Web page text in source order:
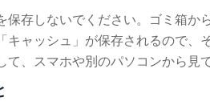
保存しないでください。ゴミ箱
キャッシュ」が保存されるので
、スマホや別のパソコンから見